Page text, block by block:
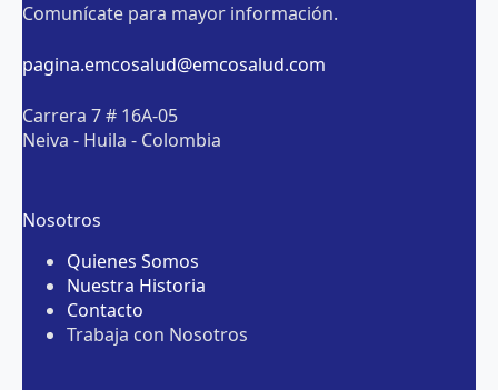
Comunícate para mayor información.
pagina.emcosalud@emcosalud.com
Carrera 7 # 16A-05
Neiva - Huila - Colombia
Nosotros
Quienes Somos
Nuestra Historia
Contacto
Trabaja con Nosotros